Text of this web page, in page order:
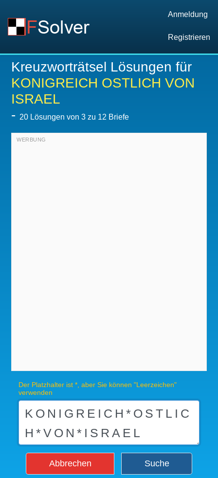
Anmeldung
Registrieren
Kreuzworträtsel Lösungen für
KONIGREICH OSTLICH VON
ISRAEL
- 20 Lösungen von 3 zu 12 Briefe
Der Platzhalter ist *, aber Sie können "Leerzeichen"
verwenden
Abbrechen Suche